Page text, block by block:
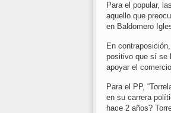
Para el popular,
aquello que
en Baldomero
En
positivo que sí se
apoyar el
Para el PP,
en su carrera
hace 2 años?